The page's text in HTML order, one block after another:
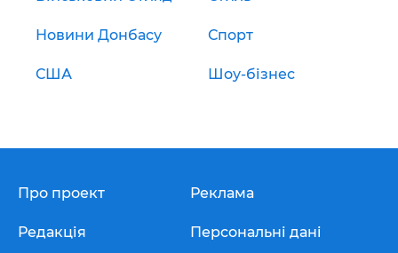
Новини Донбасу Спорт
США Шоу-бізнес
Про проект
Редакція
Реклама
Персональні дані